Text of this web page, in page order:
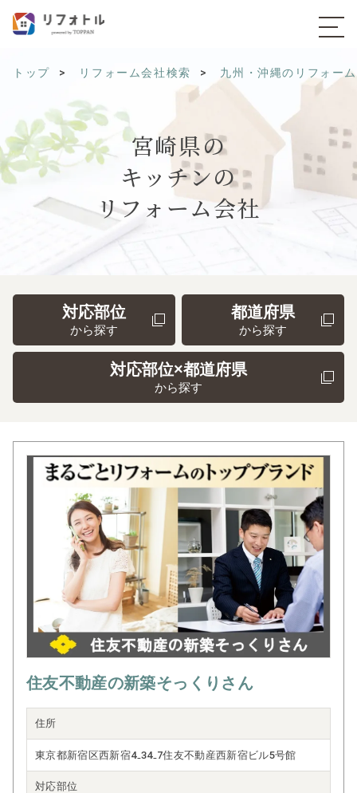
トップ リフォーム会社検索 九州・沖縄のリフォー
宮崎県の
キッチンの
リフォーム会社
対応部位
から探す
都道府県
から探す
対応部位×都道府県
から探す
住友不動産の新築そっくりさん
住所
東京都新宿区西新宿4₋34₋7住友不動産西新宿ビル5号館
対応部位